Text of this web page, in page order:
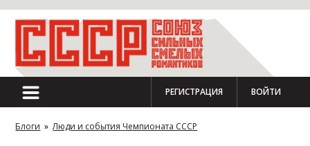
РЕГИСТРАЦИЯ ВОЙТИ
Блоги » Люди и события Чемпионата СССР